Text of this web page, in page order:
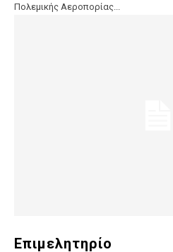
Πολεμικής Αεροπορίας...
Επιμελητηρίο